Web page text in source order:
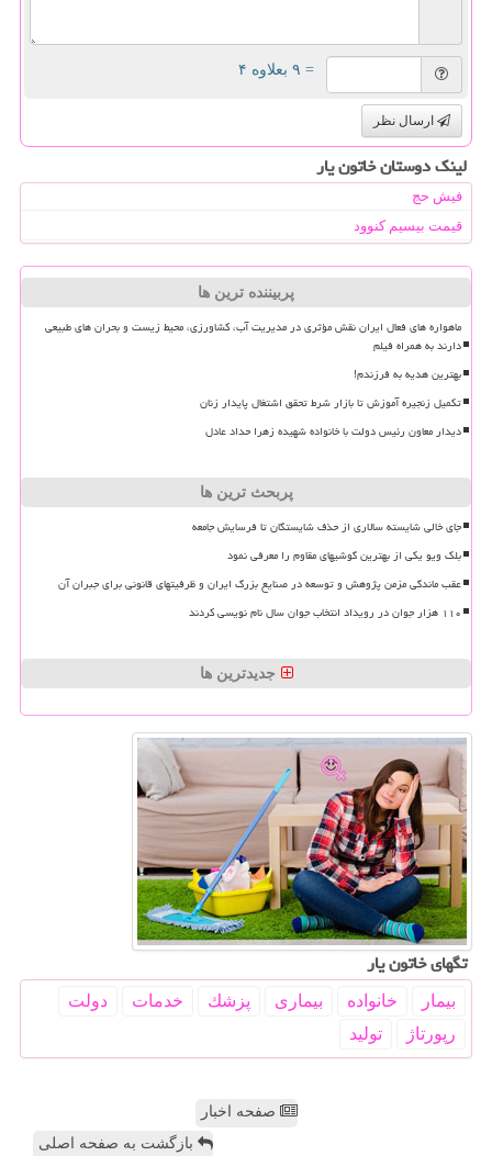
= ۹ بعلاوه ۴
ارسال نظر
لینک دوستان خاتون یار
فیش حج
قیمت بیسیم کنوود
پربیننده ترین ها
ماهواره های فعال ایران نقش مؤثری در مدیریت آب، کشاورزی، محیط زیست و بحران های طبیعی
دارند به همراه فیلم
بهترین هدیه به فرزندم!
تکمیل زنجیره آموزش تا بازار شرط تحقق اشتغال پایدار زنان
دیدار معاون رئیس دولت با خانواده شهیده زهرا حداد عادل
پربحث ترین ها
جای خالی شایسته سالاری از حذف شایستگان تا فرسایش جامعه
بلک ویو یکی از بهترین گوشیهای مقاوم را معرفی نمود
عقب ماندگی مزمن پژوهش و توسعه در صنایع بزرگ ایران و ظرفیتهای قانونی برای جبران آن
۱۱۰ هزار جوان در رویداد انتخاب جوان سال نام نویسی کردند
جدیدترین ها
تگهای خاتون یار
بیمار خانواده بیماری پزشك خدمات
دولت
رپورتاژ
تولید
صفحه اخبار
بازگشت به صفحه اصلی